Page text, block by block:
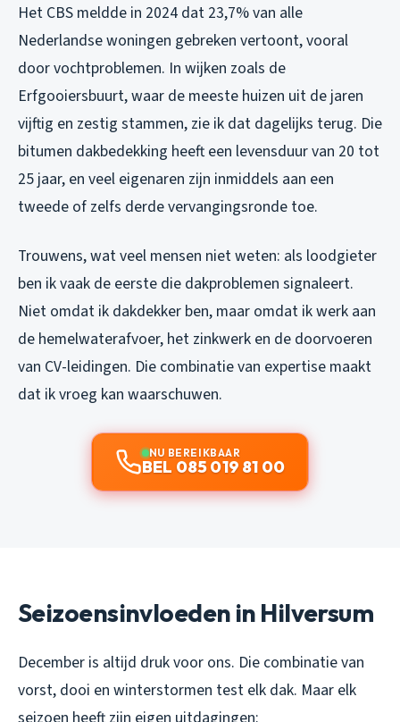
Het CBS meldde in 2024 dat 23,7% van alle
Nederlandse woningen gebreken vertoont, vooral
door vochtproblemen. In wijken zoals de
Erfgooiersbuurt, waar de meeste huizen uit de jaren
vijftig en zestig stammen, zie ik dat dagelijks terug. Die
bitumen dakbedekking heeft een levensduur van 20 tot
25 jaar, en veel eigenaren zijn inmiddels aan een
tweede of zelfs derde vervangingsronde toe.
Trouwens, wat veel mensen niet weten: als loodgieter
ben ik vaak de eerste die dakproblemen signaleert.
Niet omdat ik dakdekker ben, maar omdat ik werk aan
de hemelwaterafvoer, het zinkwerk en de doorvoeren
van CV-leidingen. Die combinatie van expertise maakt
dat ik vroeg kan waarschuwen.
NU BEREIKBAAR
BEL 085 019 81 00
Seizoensinvloeden in Hilversum
December is altijd druk voor ons. Die combinatie van
vorst, dooi en winterstormen test elk dak. Maar elk